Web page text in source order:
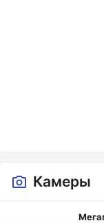
Камеры